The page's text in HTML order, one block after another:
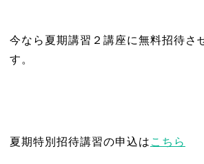
今なら夏期講習２講座に無料招待さ
す。
夏期特別招待講習の申込は こちら